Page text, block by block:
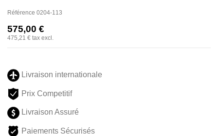
Référence 0204-113
575,00 €
475,21 € tax excl.
Livraison internationale
Prix Competitif
Livraison Assuré
Paiements Sécurisés